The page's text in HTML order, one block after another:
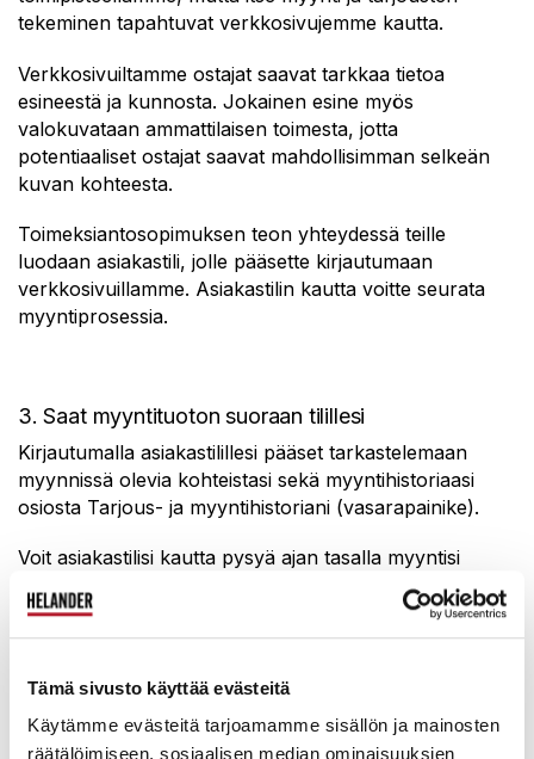
Tämä sivusto käyttää evästeitä
Käytämme evästeitä tarjoamamme sisällön ja mainosten
räätälöimiseen, sosiaalisen median ominaisuuksien
tekeminen tapahtuvat verkkosivujemme kautta.
Verkkosivuiltamme ostajat saavat tarkkaa tietoa
esineestä ja kunnosta. Jokainen esine myös
valokuvataan ammattilaisen toimesta, jotta
potentiaaliset ostajat saavat mahdollisimman selkeän
kuvan kohteesta.
Toimeksiantosopimuksen teon yhteydessä teille
luodaan asiakastili, jolle pääsette kirjautumaan
verkkosivuillamme. Asiakastilin kautta voitte seurata
myyntiprosessia.
3. Saat myyntituoton suoraan tilillesi
Kirjautumalla asiakastilillesi pääset tarkastelemaan
myynnissä olevia kohteistasi sekä myyntihistoriaasi
osiosta Tarjous- ja myyntihistoriani (vasarapainike).
Voit asiakastilisi kautta pysyä ajan tasalla myyntisi
kaikista vaiheista, seurata myyntiprosessiasi ja
kohteidesi tilaa sekä tallentaa ja tulostaa
tilityslaskelmiasi – selkeästi ja helposti!
Lähetämme sinulle myös sähköpostitse tietoa myyntiesi
edistymisestä. Mikäli kohteesi ei ole mennyt kaupaksi
huutokaupassa, tulee se vielä toisen kerran myyntiin.